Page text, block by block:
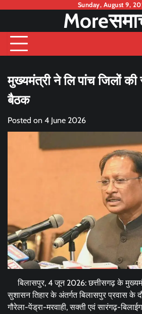
content
Sunday, August 9,
मुख्यमंत्री ने लि पांच जिलों की
बैठक
Posted on 4 June 2026
बिलासपुर, 4 जून 2026: छत्तीसगढ़ के
सुशासन तिहार के अंतर्गत बिलासपुर प्रवास के
गौरेला-पेंड्रा-मरवाही, सक्ती एवं सारंगढ़-